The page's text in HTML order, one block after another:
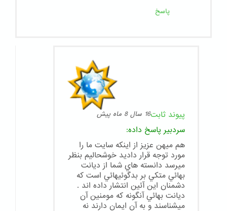
پاسخ
پیوند ثابت16 سال 8 ماه پیش
سردبیر پاسخ داده:
هم ميهن عزيز از اينكه سايت ما را
مورد توجه قرار داديد خوشحاليم بنظر
ميرسد دانسته هاي شما از ديانت
بهائي متكي بر بدگوئيهائي است كه
دشمنان اين آئين انتشار داده اند .
ديانت بهائي آنگونه كه مومنين آن
ميشناسند و به آن ايمان دارند نه